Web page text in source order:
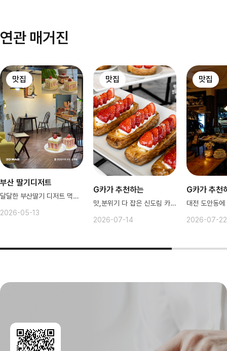
연관 매거진
맛집
부산 딸기디저트
달달한 부산딸기 디저트 먹고 혈당충전
2026-05-13
맛집
G카가 추천하는
맛,분위기 다 잡은 신도림 카페로🍽
2026-07-14
맛집
G카가 추천
2026-07-22